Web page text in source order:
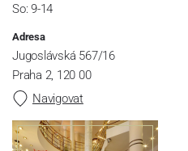
So: 9-14
Adresa
Jugoslávská 567/16
Praha 2, 120 00
Navigovat